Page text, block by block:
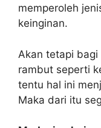
memperoleh
keinginan.
Akan tetapi bagi
rambut seperti
tentu hal ini
Maka dari itu